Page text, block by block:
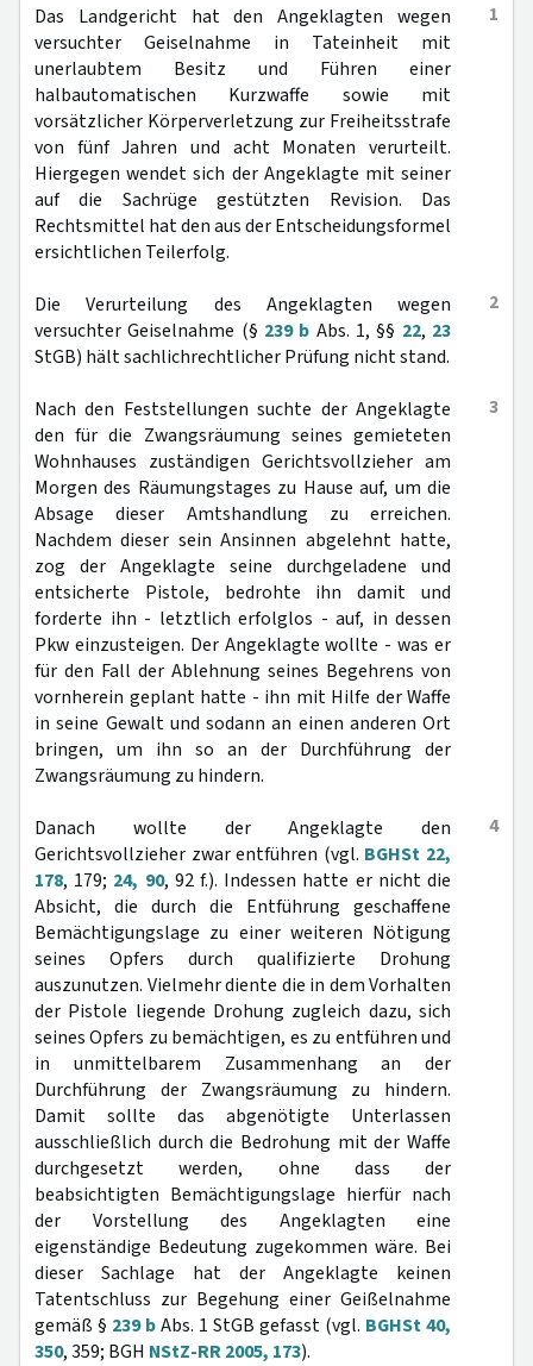
1
Das Landgericht hat den Angeklagten wegen
versuchter Geiselnahme in Tateinheit mit
unerlaubtem Besitz und Führen einer
halbautomatischen Kurzwaffe sowie mit
vorsätzlicher Körperverletzung zur Freiheitsstrafe
von fünf Jahren und acht Monaten verurteilt.
Hiergegen wendet sich der Angeklagte mit seiner
auf die Sachrüge gestützten Revision. Das
Rechtsmittel hat den aus der Entscheidungsformel
ersichtlichen Teilerfolg.
2
Die Verurteilung des Angeklagten wegen
versuchter Geiselnahme (§ 239 b Abs. 1, §§ 22, 23
StGB) hält sachlichrechtlicher Prüfung nicht stand.
3
Nach den Feststellungen suchte der Angeklagte
den für die Zwangsräumung seines gemieteten
Wohnhauses zuständigen Gerichtsvollzieher am
Morgen des Räumungstages zu Hause auf, um die
Absage dieser Amtshandlung zu erreichen.
Nachdem dieser sein Ansinnen abgelehnt hatte,
zog der Angeklagte seine durchgeladene und
entsicherte Pistole, bedrohte ihn damit und
forderte ihn - letztlich erfolglos - auf, in dessen
Pkw einzusteigen. Der Angeklagte wollte - was er
für den Fall der Ablehnung seines Begehrens von
vornherein geplant hatte - ihn mit Hilfe der Waffe
in seine Gewalt und sodann an einen anderen Ort
bringen, um ihn so an der Durchführung der
Zwangsräumung zu hindern.
4
Danach wollte der Angeklagte den
Gerichtsvollzieher zwar entführen (vgl. BGHSt 22,
178, 179; 24, 90, 92 f.). Indessen hatte er nicht die
Absicht, die durch die Entführung geschaffene
Bemächtigungslage zu einer weiteren Nötigung
seines Opfers durch qualifizierte Drohung
auszunutzen. Vielmehr diente die in dem Vorhalten
der Pistole liegende Drohung zugleich dazu, sich
seines Opfers zu bemächtigen, es zu entführen und
in unmittelbarem Zusammenhang an der
Durchführung der Zwangsräumung zu hindern.
Damit sollte das abgenötigte Unterlassen
ausschließlich durch die Bedrohung mit der Waffe
durchgesetzt werden, ohne dass der
beabsichtigten Bemächtigungslage hierfür nach
der Vorstellung des Angeklagten eine
eigenständige Bedeutung zugekommen wäre. Bei
dieser Sachlage hat der Angeklagte keinen
Tatentschluss zur Begehung einer Geißelnahme
gemäß § 239 bAbs. 1 StGB gefasst (vgl. BGHSt 40,
350, 359; BGH NStZ-RR 2005, 173).